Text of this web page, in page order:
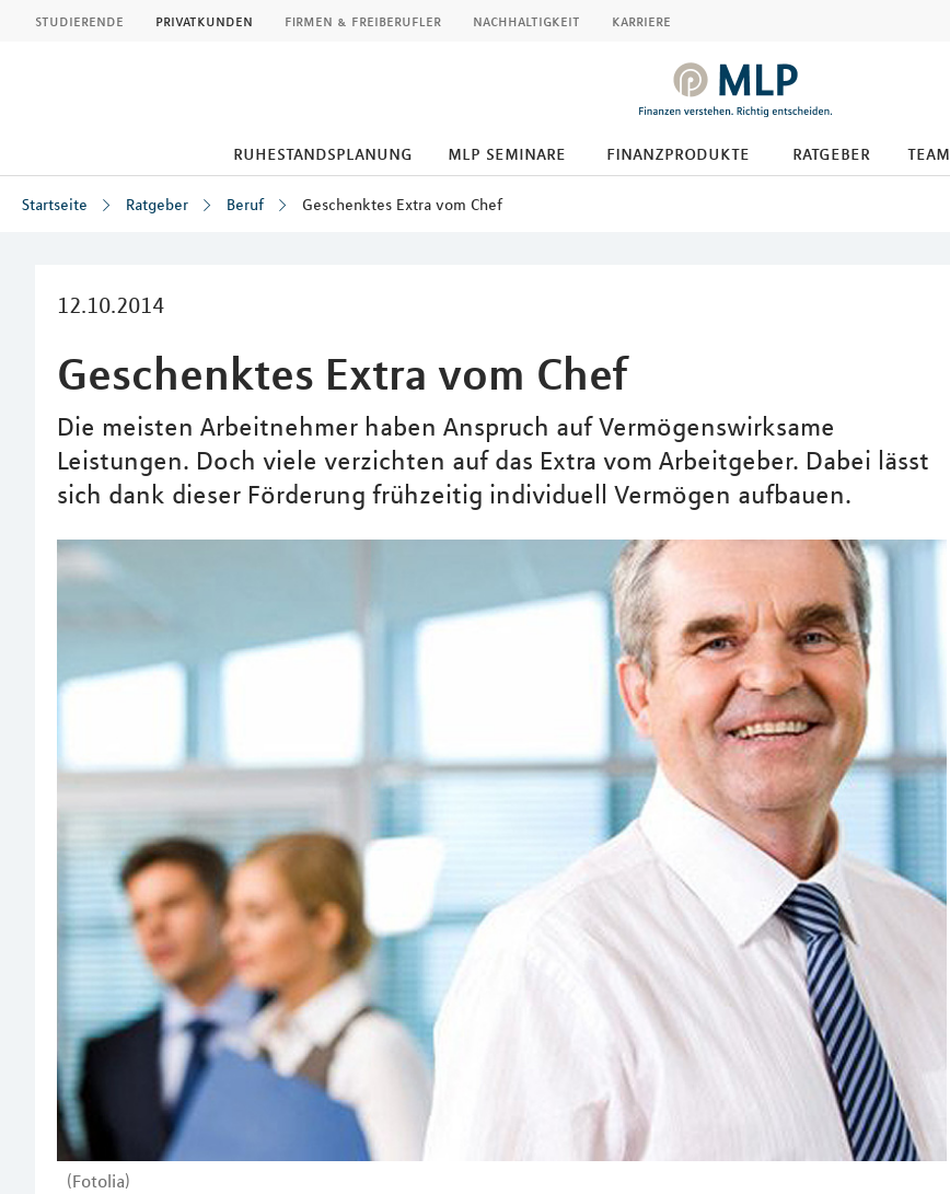
studierende privatkunden firmen & freiberufler nachhaltigkeit karriere
ruhestandsplanung mlp seminare finanzprodukte ratgeber team
Startseite Ratgeber Beruf Geschenktes Extra vom Chef
12.10.2014
Geschenktes Extra vom Chef
Die meisten Arbeitnehmer haben Anspruch auf Vermögenswirksame
Leistungen. Doch viele verzichten auf das Extra vom Arbeitgeber. Dabei lässt
sich dank dieser Förderung frühzeitig individuell Vermögen aufbauen.
(Fotolia)